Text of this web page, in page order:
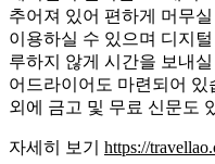
추어져 있어 편하게 머무
이용하실 수 있으며 디지
루하지 않게 시간을 보내
어드라이어도 마련되어
외에 금고 및 무료 신문도
자세히 보기 https://